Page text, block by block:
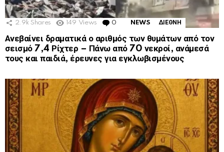
2.9k Shares 149 Views 0 Comments
NEWS ΔΙΕΘΝΗ
Ανεβαίνει δραματικά ο αριθμός των θυμάτων από τον
σεισμό 7,4 Ρίχτερ – Πάνω από 70 νεκροί, ανάμεσά
τους και παιδιά, έρευνες για εγκλωβισμένους